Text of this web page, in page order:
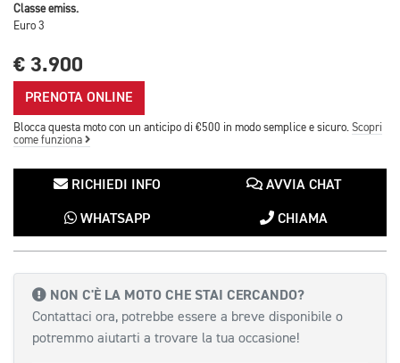
Classe emiss.
Euro 3
€ 3.900
PRENOTA ONLINE
Blocca questa moto con un anticipo di €500 in modo semplice e sicuro. Scopri
come funziona
RICHIEDI INFO AVVIA CHAT
WHATSAPP CHIAMA
NON C'È LA MOTO CHE STAI CERCANDO?
Contattaci ora, potrebbe essere a breve disponibile o
potremmo aiutarti a trovare la tua occasione!